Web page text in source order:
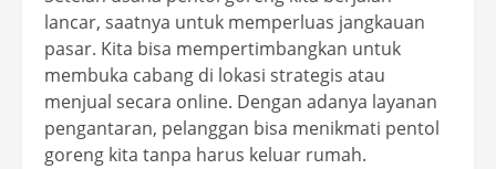
lancar, saatnya untuk memperluas jangkauan
pasar. Kita bisa mempertimbangkan untuk
membuka cabang di lokasi strategis atau
menjual secara online. Dengan adanya layanan
pengantaran, pelanggan bisa menikmati pentol
goreng kita tanpa harus keluar rumah.